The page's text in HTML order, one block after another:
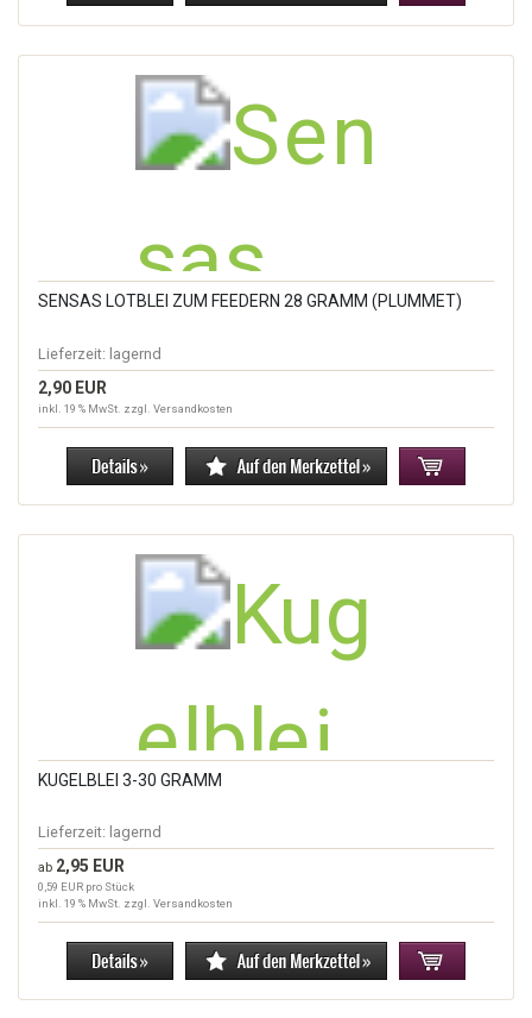
SENSAS LOTBLEI ZUM FEEDERN 28 GRAMM (PLUMMET)
Lieferzeit: lagernd
2,90 EUR
inkl. 19 % MwSt. zzgl. Versandkosten
KUGELBLEI 3-30 GRAMM
Lieferzeit: lagernd
ab 2,95 EUR
0,59 EUR pro Stück
inkl. 19 % MwSt. zzgl. Versandkosten